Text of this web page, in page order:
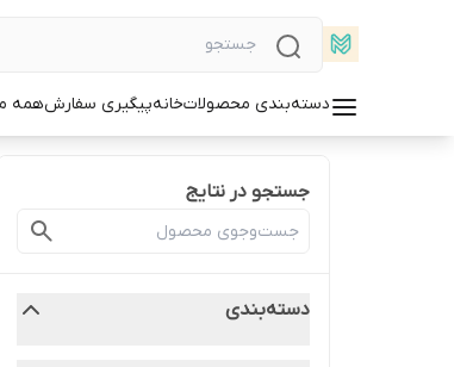
دسته‌بندی محصولاتخانهپیگیری سفارشهمه
جستجو در نتایج
دسته‌بندی